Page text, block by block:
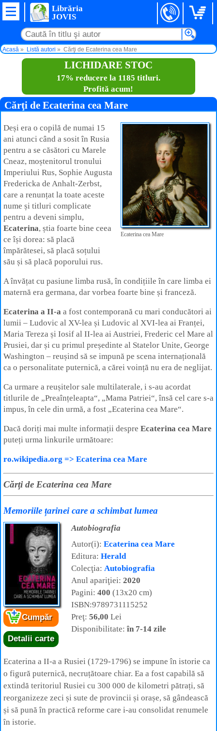
Librăria
JOVIS
Acasă Listă autori Cărţi de Ecaterina cea Mare
LICHIDARE STOC
17% reducere la 1185 titluri.
Profită acum!
Cărţi de Ecaterina cea Mare
Ecaterina cea Mare
Deși era o copilă de numai 15
ani atunci când a sosit în Rusia
pentru a se căsători cu Marele
Cneaz, moștenitorul tronului
Imperiului Rus, Sophie Augusta
Fredericka de Anhalt-Zerbst,
care a renunțat la toate aceste
nume și titluri complicate
pentru a deveni simplu,
Ecaterina, știa foarte bine ceea
ce își dorea: să placă
împărătesei, să placă soțului
său și să placă poporului rus.
A învățat cu pasiune limba rusă, în condițiile în care limba ei
maternă era germana, dar vorbea foarte bine și franceză.
Ecaterina a II-a a fost contemporană cu mari conducători ai
lumii ‒ Ludovic al XV-lea și Ludovic al XVI-lea ai Franței,
Maria Tereza și Iosif al II-lea ai Austriei, Frederic cel Mare al
Prusiei, dar și cu primul președinte al Statelor Unite, George
Washington – reușind să se impună pe scena internațională
ca o personalitate puternică, a cărei voință nu era de neglijat.
Ca urmare a reușitelor sale multilaterale, i s-au acordat
titlurile de „Preaînțeleapta“, „Mama Patriei“, însă cel care s-a
impus, în cele din urmă, a fost „Ecaterina cea Mare“.
Dacă doriți mai multe informații despre Ecaterina cea Mare
puteți urma linkurile următoare:
ro.wikipedia.org => Ecaterina cea Mare
Cărţi de Ecaterina cea Mare
Memoriile țarinei care a schimbat lumea
Cumpăr
Detalii carte
Autobiografia
Autor(i): Ecaterina cea Mare
Editura: Herald
Colecţia: Autobiografia
Anul apariţiei: 2020
Pagini: 400 (13x20 cm)
ISBN:9789731115252
Preţ: 56,00 Lei
Disponibilitate:în 7-14 zile
Ecaterina a II-a a Rusiei (1729-1796) se impune în istorie ca
o figură puternică, necruțătoare chiar. Ea a fost capabilă să
extindă teritoriul Rusiei cu 300 000 de kilometri pătrați, să
reorganizeze zeci și sute de provincii și orașe, să gândească
și să pună în practică reforme care i-au consolidat renumele
în istorie.